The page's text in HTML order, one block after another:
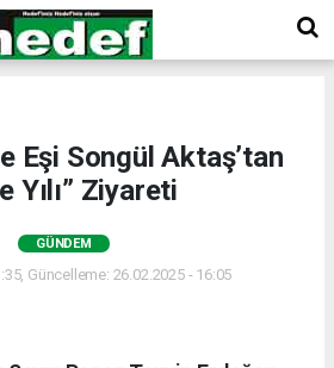
Eşi Songül Aktaş’tan
Yılı” Ziyareti
GÜNDEM
Güncelleme: 26.02.2025 - 16:05